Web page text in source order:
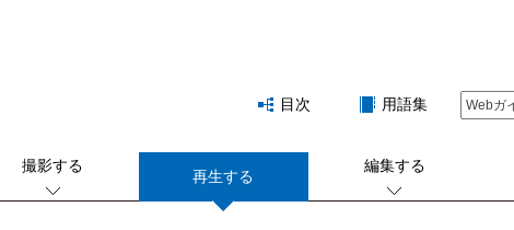
用語集
目次
撮影する
再生する
編集する